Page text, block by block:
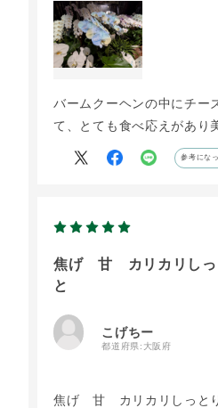
バームクーヘンの中にチー
て、とても食べ応えがあり
参考にな
焦げ 甘 カリカリし
と
こげちー
都道府県: 大阪府
焦げ 甘 カリカリしっと